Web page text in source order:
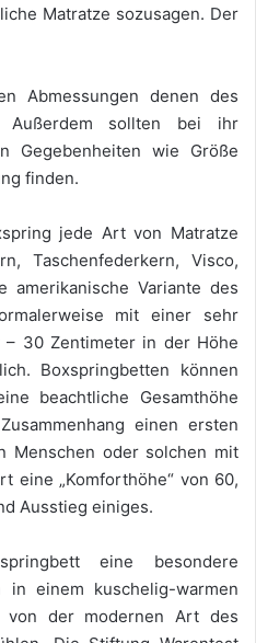
Matratze sozusagen. Der
Abmessungen denen des
Außerdem sollten bei ihr
Gegebenheiten wie Größe
finden.
jede Art von Matratze
Taschenfederkern, Visco,
amerikanische Variante des
mit einer sehr
– 30 Zentimeter in der Höhe
Boxspringbetten können
beachtliche Gesamthöhe
einen ersten
Menschen oder solchen mit
eine „Komforthöhe“ von 60,
Ausstieg einiges.
eine besondere
in einem kuschelig-warmen
der modernen Art des